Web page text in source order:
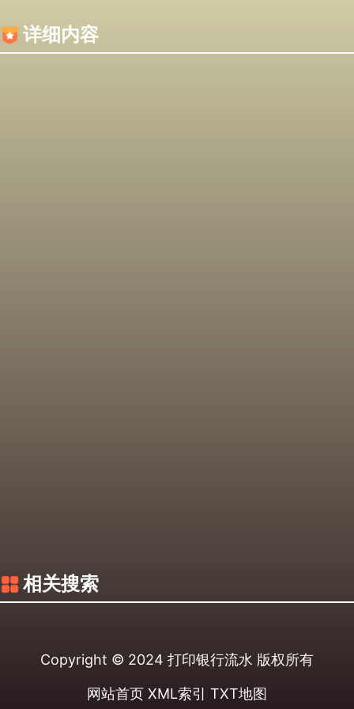
详细内容
相关搜索
Copyright © 2024 打印银行流水 版权所有
网站首页 XML索引 TXT地图